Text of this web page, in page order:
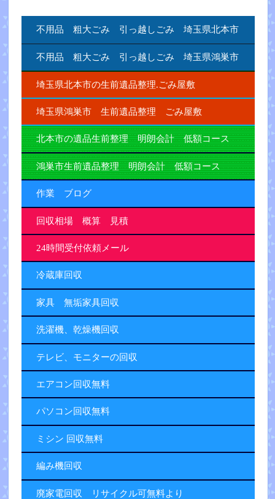
不用品 粗大ごみ 引っ越しごみ 埼玉県北本市
不用品 粗大ごみ 引っ越しごみ 埼玉県鴻巣市
埼玉県北本市の生前遺品整理.ごみ屋敷
埼玉県鴻巣市 生前遺品整理 ごみ屋敷
北本市の遺品生前整理 明朗会計 低額コース
鴻巣市生前遺品整理 明朗会計 低額コース
作業 ブログ
回収相場 概算 見積
24時間受付依頼メール
冷蔵庫回収
家具 無垢家具回収
洗濯機、乾燥機回収
テレビ、モニターの回収
エアコン回収無料
パソコン回収無料
ミシン 回収無料
編み機回収
廃家電回収 リサイクル可無料より